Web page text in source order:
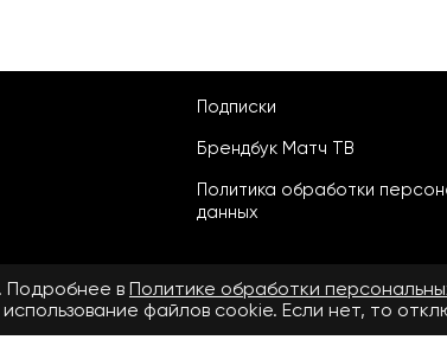
Подписки
Брендбук Матч ТВ
Политика обработки
данных
Подробнее в Политике обработки
файлов cookie. Если нет, то